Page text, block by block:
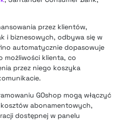
przez klientów,
i biznesowych, odbywa się w
automatycznie dopasowuje
możliwości klienta, co
przez niego koszyka
GOshop mogą włączyć
abonamentowych,
dostępnej w panelu